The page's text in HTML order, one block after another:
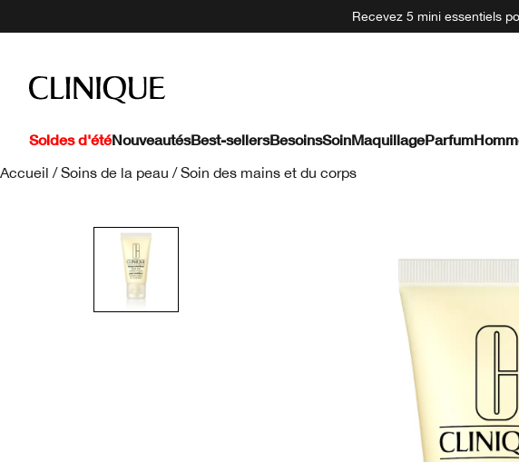
Recevez 5 mini essentiels
Soldes d'étéNouveautésBest-sellersBesoinsSoinMaquillageParfum
Accueil / Soins de la peau / Soin des mains et du corps